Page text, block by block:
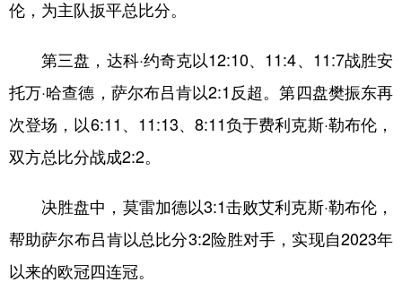
多语种频道
English Español Français عربى
Русский язык 日本語 한국어
Deutsch Português
伦，为主队扳平总比分。
第三盘，达科·约奇克以12:10、11:4、11:7战胜安
托万·哈查德，萨尔布吕肯以2:1反超。第四盘樊振东再
次登场，以6:11、11:13、8:11负于费利克斯·勒布伦，
双方总比分战成2:2。
决胜盘中，莫雷加德以3:1击败艾利克斯·勒布伦，
帮助萨尔布吕肯以总比分3:2险胜对手，实现自2023年
以来的欧冠四连冠。